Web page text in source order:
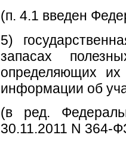
(п. 4.1 введен
5)
запасах
определяющих
информации об
(в ред.
30.11.2011 N 364-